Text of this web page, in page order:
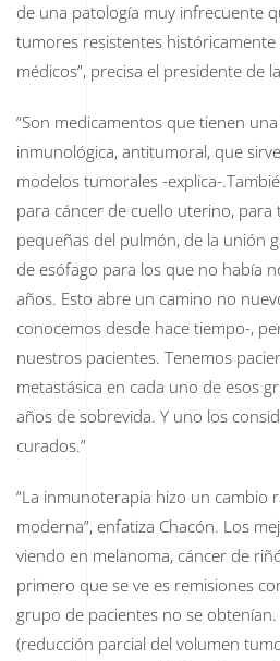
de una patología muy infrecuente
tumores resistentes
médicos”, precisa el presidente de
“Son medicamentos que tienen
inmunológica, antitumoral, que
modelos tumorales -explica-
para cáncer de cuello uterino, para
pequeñas del pulmón, de la unión
de esófago para los que no había
años. Esto abre un camino no
conocemos desde hace tiempo-,
nuestros pacientes. Tenemos
metastásica en cada uno de esos
años de sobrevida. Y uno los
curados.”
“La inmunoterapia hizo un cambio
moderna”, enfatiza Chacón. Los
viendo en melanoma, cáncer de
primero que se ve es remisiones
grupo de pacientes no se obtenían.
(reducción parcial del volumen